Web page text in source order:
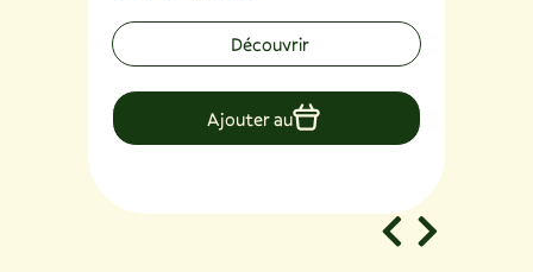
Découvrir
Ajouter au